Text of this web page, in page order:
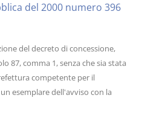
del 2000 numero 396
del decreto di concessione,
87, comma 1, senza che sia stata
competente per il
esemplare dell'avviso con la